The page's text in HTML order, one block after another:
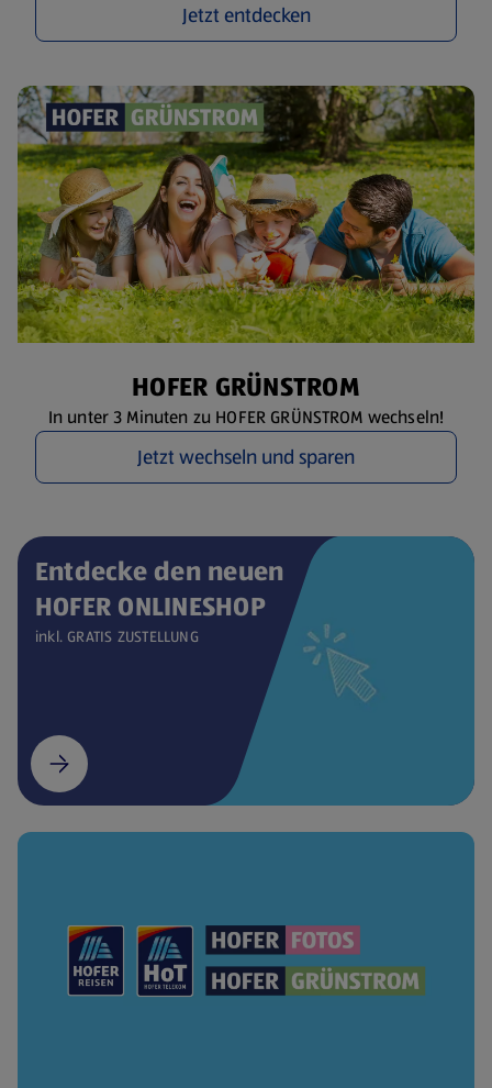
Jetzt entdecken
HOFER GRÜNSTROM
In unter 3 Minuten zu HOFER GRÜNSTROM wechseln!
Jetzt wechseln und sparen
Entdecke den neuen
HOFER ONLINESHOP
inkl. GRATIS ZUSTELLUNG
(öffnet in einem neuen Tab)